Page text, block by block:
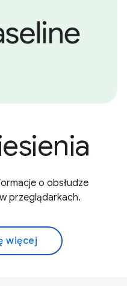
o obsłudze
przeglądarkach.
więcej